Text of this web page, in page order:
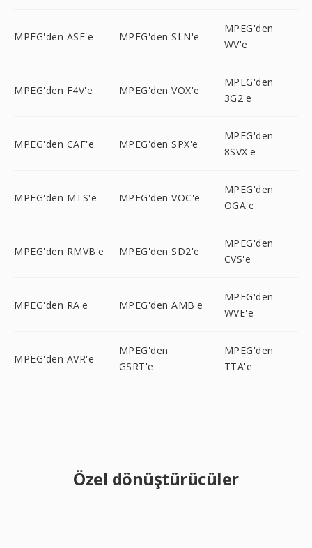
MPEG'den ASF'e MPEG'den SLN'e
MPEG'den
WV'e
MPEG'den F4V'e MPEG'den VOX'e
MPEG'den
3G2'e
MPEG'den CAF'e MPEG'den SPX'e
MPEG'den
8SVX'e
MPEG'den MTS'e MPEG'den VOC'e
MPEG'den
OGA'e
MPEG'den RMVB'e MPEG'den SD2'e
MPEG'den
CVS'e
MPEG'den RA'e MPEG'den AMB'e
MPEG'den
WVE'e
MPEG'den AVR'e
MPEG'den
GSRT'e
MPEG'den
TTA'e
Özel dönüştürücüler